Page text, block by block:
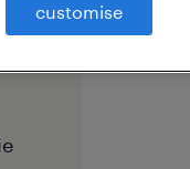
customise